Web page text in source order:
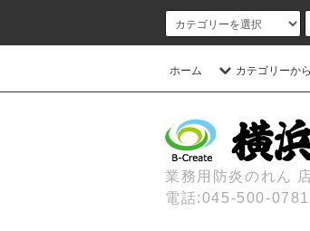
ホーム カテゴリーか
業務用防炎のれん
電話:045-500-